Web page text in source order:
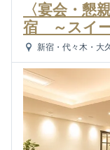
〈宴会・懇
宿 ～スイ
新宿・代々木・大